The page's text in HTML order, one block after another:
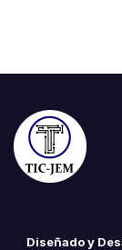
Diseñado y